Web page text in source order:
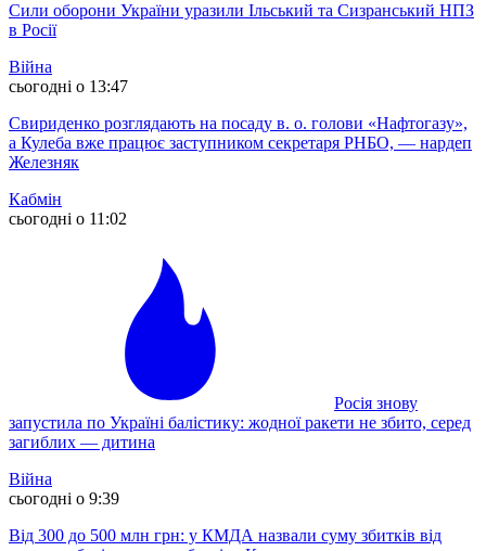
Сили оборони України уразили Ільський та Сизранський НПЗ
в Росії
Війна
сьогодні о 13:47
Свириденко розглядають на посаду в. о. голови «Нафтогазу»,
а Кулеба вже працює заступником секретаря РНБО, — нардеп
Железняк
Кабмін
сьогодні о 11:02
Росія знову
запустила по Україні балістику: жодної ракети не збито, серед
загиблих — дитина
Війна
сьогодні о 9:39
Від 300 до 500 млн грн: у КМДА назвали суму збитків від